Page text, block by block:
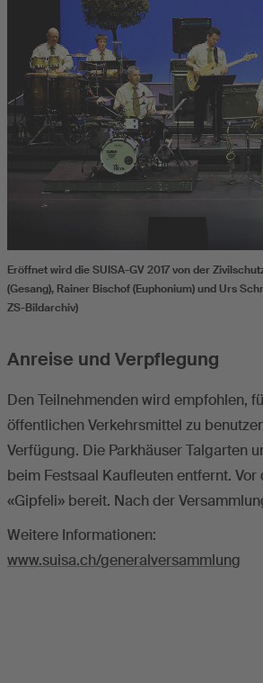
Eröffnet wird die SUISA-GV 2017 von der
(Gesang), Rainer Bischof (Euphonium) und Urs
ZS-Bildarchiv)
Anreise und Verpflegung
Den Teilnehmenden wird empfohlen,
öffentlichen Verkehrsmittel zu
Verfügung. Die Parkhäuser Talgarten
beim Festsaal Kaufleuten entfernt.
«Gipfeli» bereit. Nach der
Weitere Informationen:
www.suisa.ch/generalversammlung